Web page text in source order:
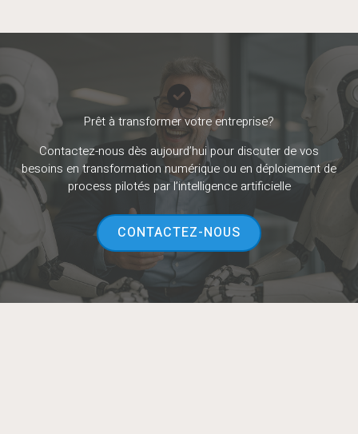
Prêt à transformer votre entreprise?
Contactez-nous dès aujourd’hui pour discuter de vos
besoins en transformation numérique ou en déploiement de
process pilotés par l’intelligence artificielle
CONTACTEZ-NOUS